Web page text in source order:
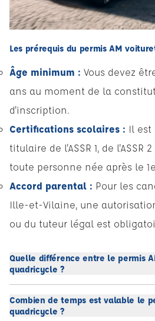
Les prérequis du permis AM
Âge minimum : Vous devez
ans au moment de la
d'inscription.
Certifications scolaires : Il est
titulaire de l'ASSR 1, de l'ASSR
toute personne née après le
Accord parental : Pour les
Ille-et-Vilaine, une
ou du tuteur légal est
Quelle différence entre le permis
quadricycle ?
Combien de temps est valable le
quadricycle ?